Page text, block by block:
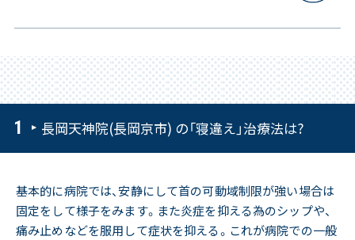
長岡天神院(長岡京市) の「寝違え」治療法は?
基本的に病院では、安静にして首の可動域制限が強い場合は
固定をして様子をみます。また炎症を抑える為のシップや、
痛み止めなどを服用して症状を抑える。これが病院での一般